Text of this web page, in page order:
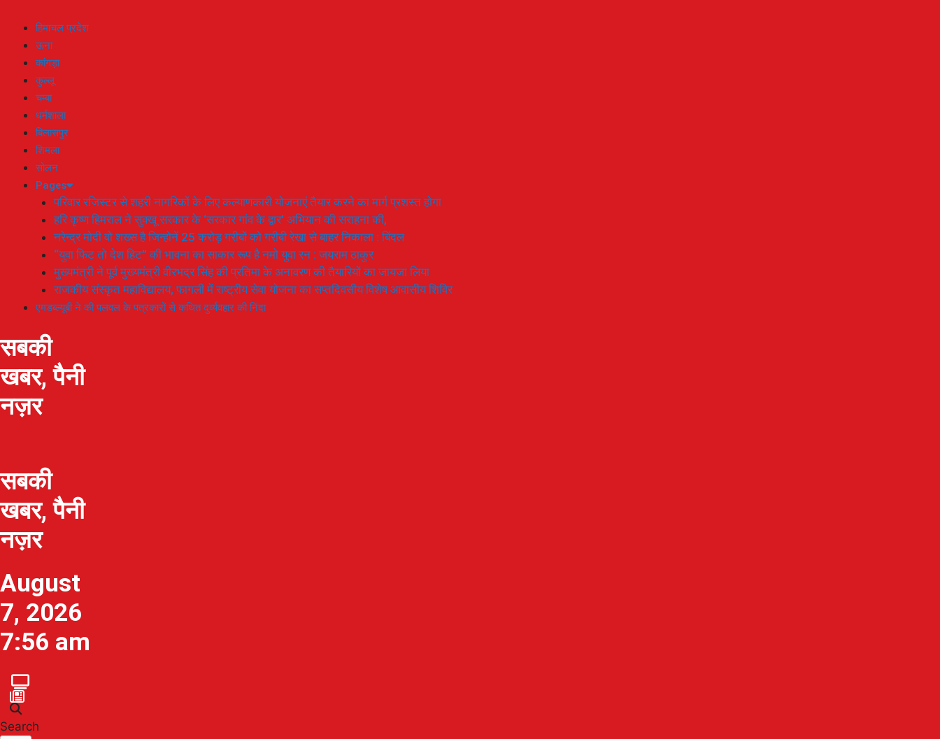
हिमाचल प्रदेश
ऊना
कांगड़ा
कुल्लू
चम्बा
धर्मशाला
बिलासपुर
शिमला
सोलन
Pages
परिवार रजिस्टर से शहरी नागरिकों के लिए कल्याणकारी योजनाएं तैयार करने का मार्ग प्रशस्त होगा
हरि कृष्ण हिमराल ने सुक्खू सरकार के ‘सरकार गांव के द्वार’ अभियान की सराहना की,
नरेन्द्र मोदी वो शख्स है जिन्होनें 25 करोड़ गरीबों को गरीबी रेखा से बाहर निकाला : बिंदल
“युवा फिट तो देश हिट” की भावना का साकार रूप है नमो युवा रन : जयराम ठाकुर
मुख्यमंत्री ने पूर्व मुख्यमंत्री वीरभद्र सिंह की प्रतिमा के अनावरण की तैयारियों का जायजा लिया
राजकीय संस्कृत महाविद्यालय, फागली में राष्ट्रीय सेवा योजना का सप्तदिवसीय विशेष आवासीय शिविर
एमडब्ल्यूबी ने की पलवल के पत्रकारों से कथित दुर्व्यवहार की निंदा
सबकी
खबर, पैनी
नज़र
सबकी
खबर, पैनी
नज़र
August
7, 2026
7:56 am
Search